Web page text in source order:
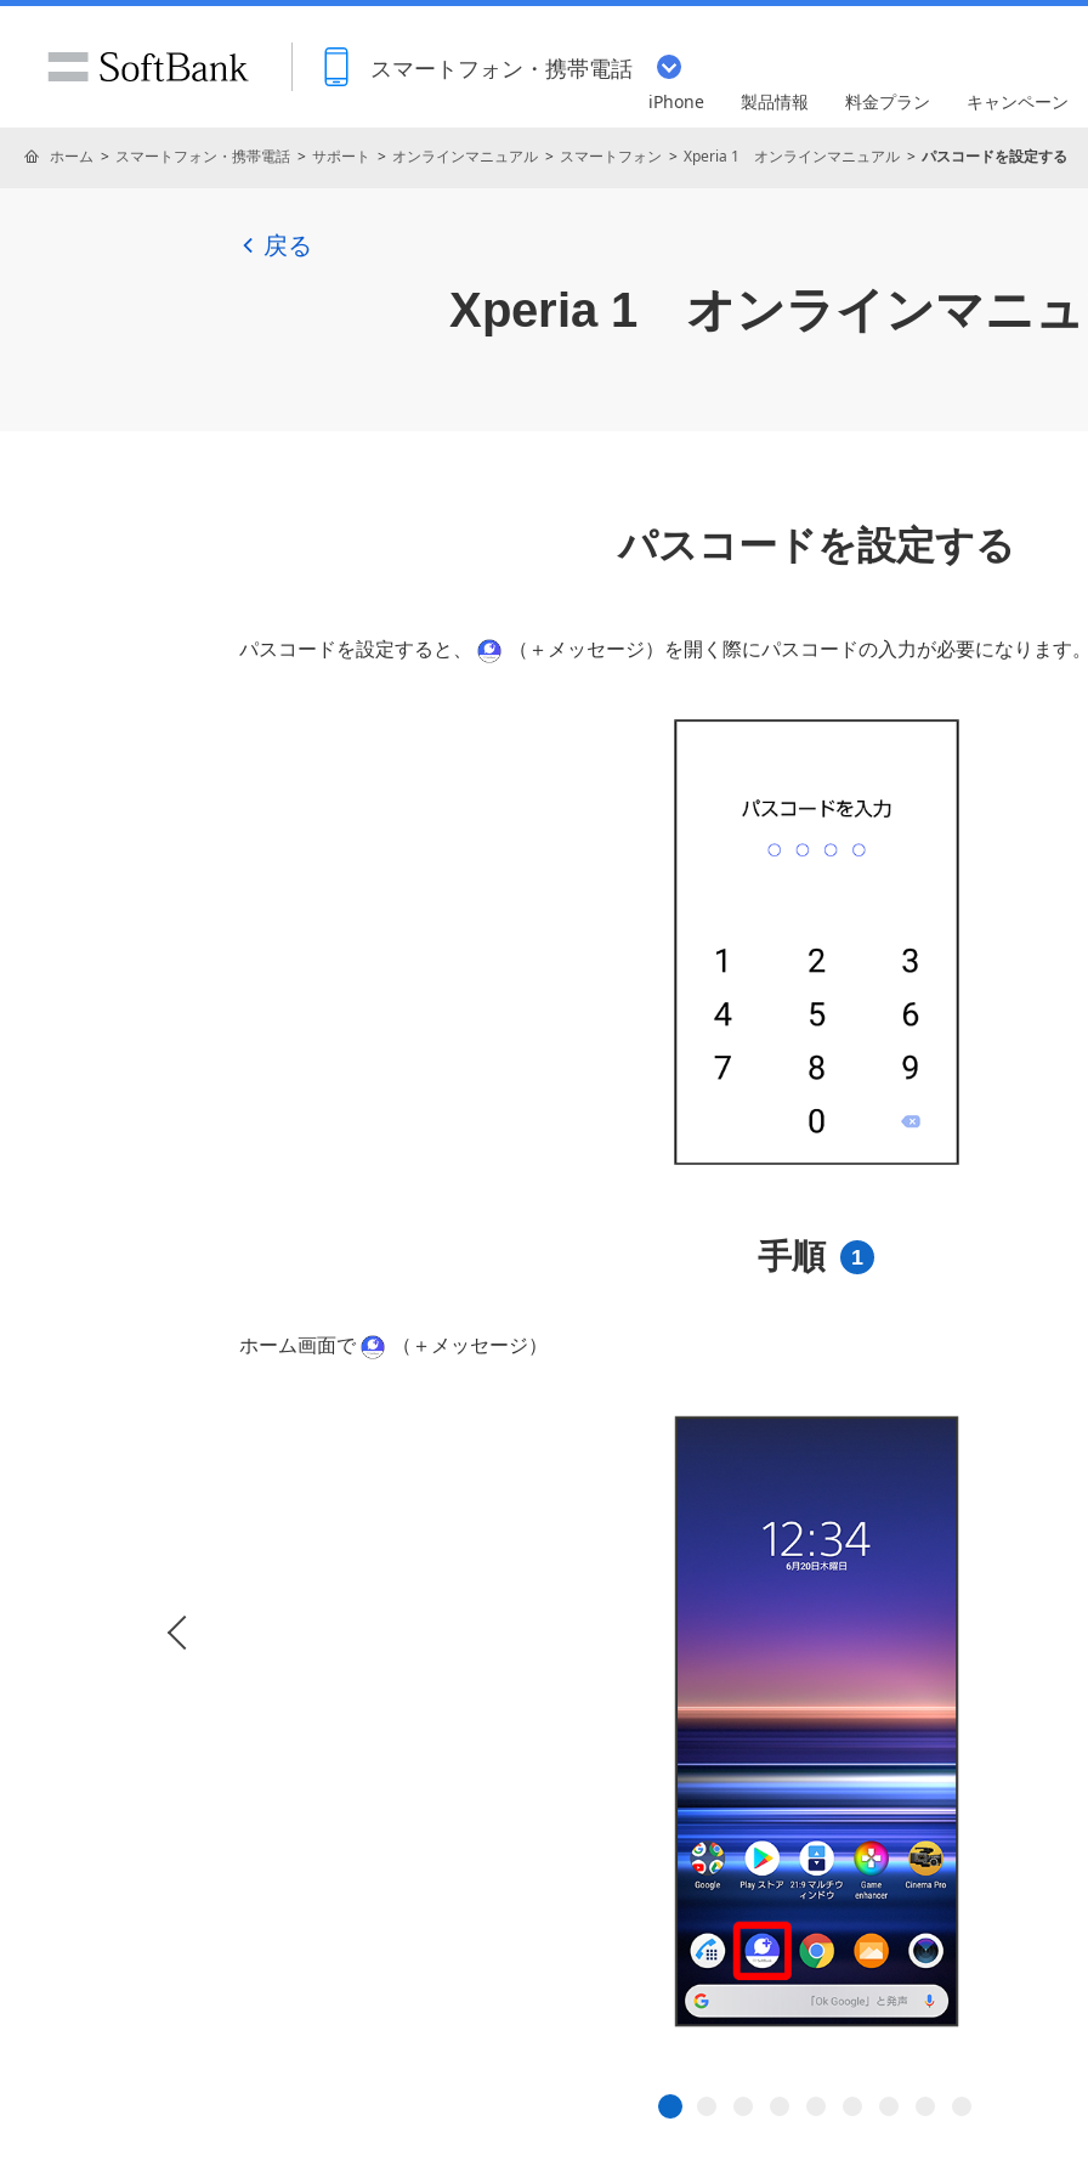
スマートフォン・携帯電話
iPhone 製品情報 料金プラン キャンペーン
ホーム スマートフォン・携帯電話 サポート オンラインマニュアル スマートフォン Xperia 1 オンラインマニュアル パスコードを設定する
戻る
Xperia 1 オンラインマニ
パスコードを設定する
パスコードを設定すると、 （＋メッセージ）を開く際にパスコードの入力が必要になります。
手順 1
ホーム画面で （＋メッセージ）